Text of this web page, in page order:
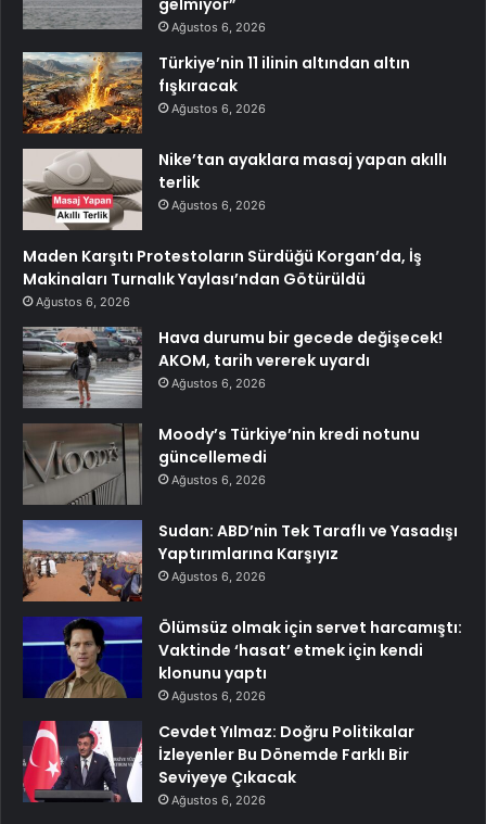
gelmiyor”
Ağustos 6, 2026
Türkiye’nin 11 ilinin altından altın
fışkıracak
Ağustos 6, 2026
Nike’tan ayaklara masaj yapan akıllı
terlik
Ağustos 6, 2026
Maden Karşıtı Protestoların Sürdüğü Korgan’da, İş
Makinaları Turnalık Yaylası’ndan Götürüldü
Ağustos 6, 2026
Hava durumu bir gecede değişecek!
AKOM, tarih vererek uyardı
Ağustos 6, 2026
Moody’s Türkiye’nin kredi notunu
güncellemedi
Ağustos 6, 2026
Sudan: ABD’nin Tek Taraflı ve Yasadışı
Yaptırımlarına Karşıyız
Ağustos 6, 2026
Ölümsüz olmak için servet harcamıştı:
Vaktinde ‘hasat’ etmek için kendi
klonunu yaptı
Ağustos 6, 2026
Cevdet Yılmaz: Doğru Politikalar
İzleyenler Bu Dönemde Farklı Bir
Seviyeye Çıkacak
Ağustos 6, 2026